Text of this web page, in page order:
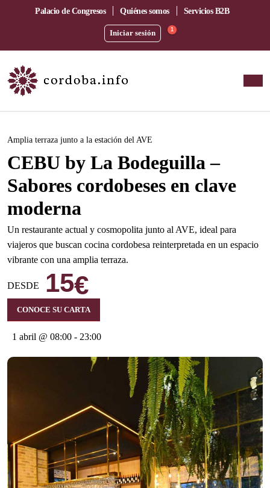
Palacio de Congresos Quiénes somos Servicios B2B
Iniciar sesión 1
Este evento ha pasado.
Amplia terraza junto a la estación del AVE
CEBU by La Bodeguilla –
Sabores cordobeses en clave
moderna
Un restaurante actual y cosmopolita junto al AVE, ideal para
viajeros que buscan cocina cordobesa reinterpretada en un espacio
vibrante con una amplia terraza.
DESDE 15€
CONOCE SU CARTA
1 abril @ 08:00 - 23:00